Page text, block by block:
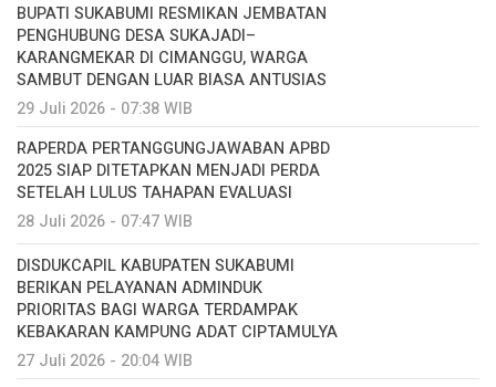
BUPATI SUKABUMI RESMIKAN JEMBATAN
PENGHUBUNG DESA SUKAJADI–
KARANGMEKAR DI CIMANGGU, WARGA
SAMBUT DENGAN LUAR BIASA ANTUSIAS
29 Juli 2026 - 07:38 WIB
RAPERDA PERTANGGUNGJAWABAN APBD
2025 SIAP DITETAPKAN MENJADI PERDA
SETELAH LULUS TAHAPAN EVALUASI
28 Juli 2026 - 07:47 WIB
DISDUKCAPIL KABUPATEN SUKABUMI
BERIKAN PELAYANAN ADMINDUK
PRIORITAS BAGI WARGA TERDAMPAK
KEBAKARAN KAMPUNG ADAT CIPTAMULYA
27 Juli 2026 - 20:04 WIB